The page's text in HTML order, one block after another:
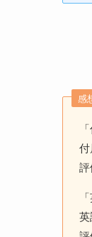
感